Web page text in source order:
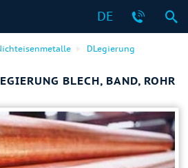
DE
DLegierung
BLECH, BAND, ROHR